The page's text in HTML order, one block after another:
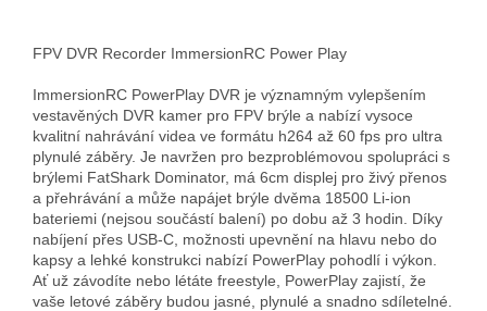
FPV DVR Recorder ImmersionRC Power Play
ImmersionRC PowerPlay DVR je významným vylepšením
vestavěných DVR kamer pro FPV brýle a nabízí vysoce
kvalitní nahrávání videa ve formátu h264 až 60 fps pro ultra
plynulé záběry. Je navržen pro bezproblémovou spolupráci s
brýlemi FatShark Dominator, má 6cm displej pro živý přenos
a přehrávání a může napájet brýle dvěma 18500 Li-ion
bateriemi (nejsou součástí balení) po dobu až 3 hodin. Díky
nabíjení přes USB-C, možnosti upevnění na hlavu nebo do
kapsy a lehké konstrukci nabízí PowerPlay pohodlí i výkon.
Ať už závodíte nebo létáte freestyle, PowerPlay zajistí, že
vaše letové záběry budou jasné, plynulé a snadno sdíletelné.